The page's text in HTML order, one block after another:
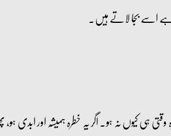
ہے اسے بجا لاتے ہیں۔
نہ ہو۔ اگر یہ خطرہ ہمیشہ اور ابدی ہو،